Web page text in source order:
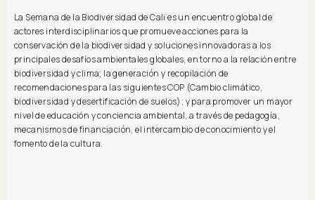
La Semana de la Biodiversidad de Cali es un encuentro global de
actores interdisciplinarios que promueve acciones para la
conservación de la biodiversidad y soluciones innovadoras a los
principales desafíos ambientales globales, en torno a la relación entre
biodiversidad y clima; la generación y recopilación de
recomendaciones para las siguientes COP (Cambio climático,
biodiversidad y desertificación de suelos); y para promover un mayor
nivel de educación y conciencia ambiental, a través de pedagogía,
mecanismos de financiación, el intercambio de conocimiento y el
fomento de la cultura.